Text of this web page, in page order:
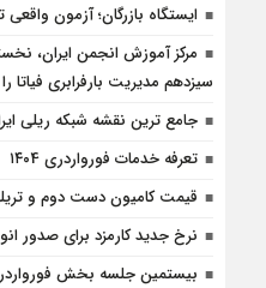
ایستگاه بازرگان؛ آزمون
مرکز آموزش انجمن ایران،
سیزدهم مدیریت بارفرابری فیاتا را
جامع ترین نقشه شبکه ریلی
تعرفه خدمات فورواردری ۱۴۰4
قیمت کامیون دست دوم و تریلی‌
نرخ جدید کارمزد برای صدور
بیستمین جلسه بخش